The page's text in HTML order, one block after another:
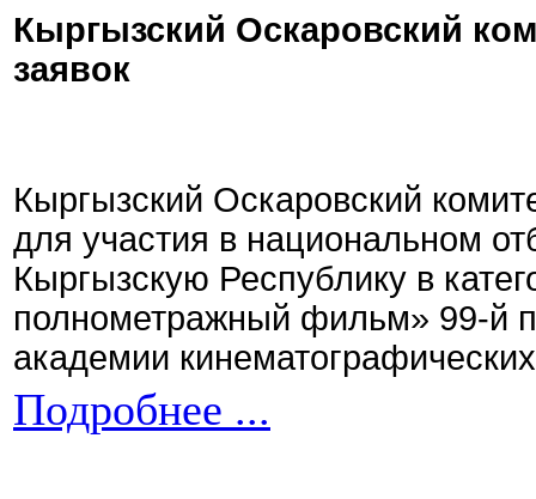
Кыргызский Оскаровский
заявок
Кыргызский Оскаровский
для участия в национальном
Кыргызскую Республику в
полнометражный фильм» 99-й
академии
Подробнее ...